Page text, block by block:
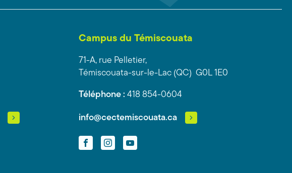
Campus du Témiscouata
71-A, rue Pelletier,
Témiscouata-sur-le-Lac (QC) G0L 1E0
Téléphone : 418 854-0604
info@cectemiscouata.ca
FacebookInstagramYouTube